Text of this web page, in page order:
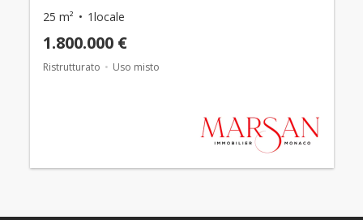
25 m² 1locale
1.800.000 €
Ristrutturato Uso misto